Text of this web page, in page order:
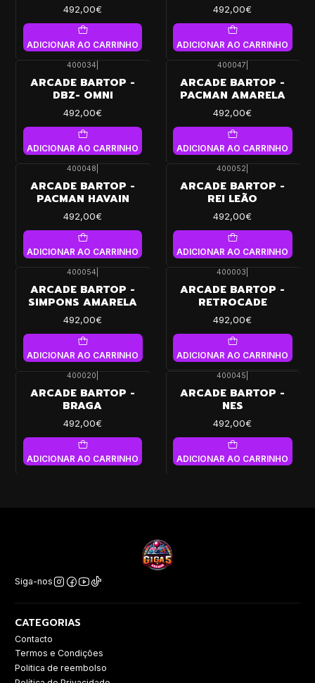
492,00€
ADICIONAR AO CARRINHO
492,00€
ADICIONAR AO CARRINHO
400034
ARCADE BARTOP -
DBZ- OMNI
492,00€
ADICIONAR AO CARRINHO
400047
ARCADE BARTOP -
PACMAN AMARELA
492,00€
ADICIONAR AO CARRINHO
400048
ARCADE BARTOP -
PACMAN HAVAIN
492,00€
ADICIONAR AO CARRINHO
400052
ARCADE BARTOP -
REI LEÃO
492,00€
ADICIONAR AO CARRINHO
400054
ARCADE BARTOP -
SIMPONS AMARELA
492,00€
ADICIONAR AO CARRINHO
400003
ARCADE BARTOP -
RETROCADE
492,00€
ADICIONAR AO CARRINHO
400020
ARCADE BARTOP -
BRAGA
492,00€
ADICIONAR AO CARRINHO
400045
ARCADE BARTOP -
NES
492,00€
ADICIONAR AO CARRINHO
Siga-nos
CATEGORIAS
Contacto
Termos e Condições
Politica de reembolso